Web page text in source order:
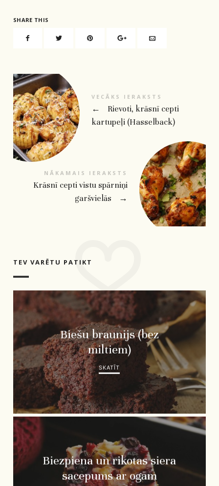
SHARE THIS
VECĀKS IERAKSTS
←
Rievoti, krāsnī cepti
kartupeļi (Hasselback)
NĀKAMAIS IERAKSTS
Krāsnī cepti vistu spārniņi
garšvielās
→
TEV VARĒTU PATIKT
Biešu braunijs (bez
miltiem)
SKATĪT
Biezpiena un rikotas siera
sacepums ar ogām